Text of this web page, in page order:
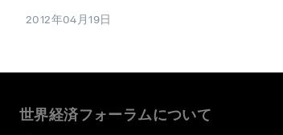
2012年04月19日
世界経済フォーラムについて